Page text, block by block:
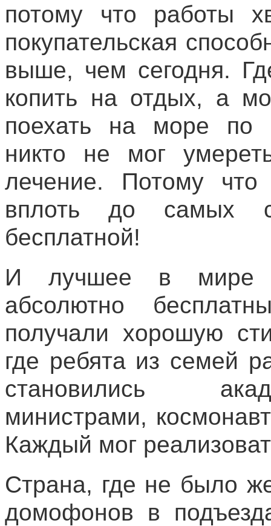
потому что работы
покупательская
выше, чем сегодня.
копить на отдых, а
поехать на море по
никто не мог
лечение. Потому
вплоть до самых
бесплатной!
И лучшее в мире
абсолютно
получали хорошую
где ребята из семей
становились
министрами,
Каждый мог
Страна, где не было
домофонов в